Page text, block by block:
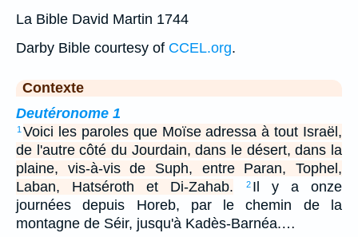
La Bible David Martin 1744
Darby Bible courtesy of CCEL.org.
Contexte
Deutéronome 1
1 Voici les paroles que Moïse adressa à tout Israël,
de l'autre côté du Jourdain, dans le désert, dans la
plaine, vis-à-vis de Suph, entre Paran, Tophel,
Laban, Hatséroth et Di-Zahab.
2 Il y a onze
journées depuis Horeb, par le chemin de la
montagne de Séir, jusqu'à Kadès-Barnéa.…